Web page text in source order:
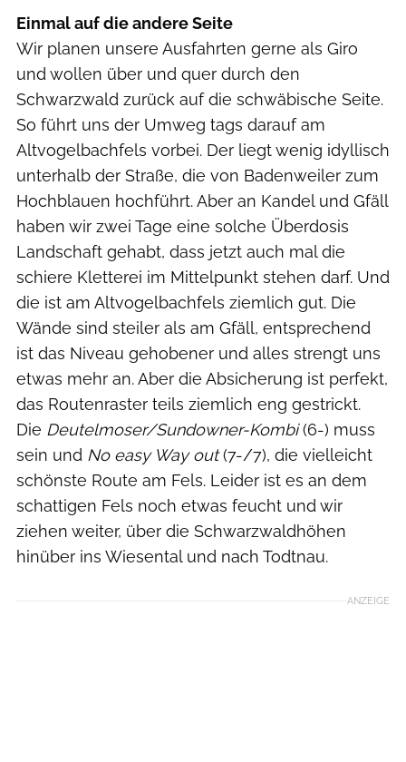
Einmal auf die andere Seite
Wir planen unsere Ausfahrten gerne als Giro
und wollen über und quer durch den
Schwarzwald zurück auf die schwäbische Seite.
So führt uns der Umweg tags darauf am
Altvogelbachfels vorbei. Der liegt wenig idyllisch
unterhalb der Straße, die von Badenweiler zum
Hochblauen hochführt. Aber an Kandel und Gfäll
haben wir zwei Tage eine solche Überdosis
Landschaft gehabt, dass jetzt auch mal die
schiere Kletterei im Mittelpunkt stehen darf. Und
die ist am Altvogelbachfels ziemlich gut. Die
Wände sind steiler als am Gfäll, entsprechend
ist das Niveau gehobener und alles strengt uns
etwas mehr an. Aber die Absicherung ist perfekt,
das Routenraster teils ziemlich eng gestrickt.
Die Deutelmoser/Sundowner-Kombi(6-) muss
sein und No easy Way out(7-/7), die vielleicht
schönste Route am Fels. Leider ist es an dem
schattigen Fels noch etwas feucht und wir
ziehen weiter, über die Schwarzwaldhöhen
hinüber ins Wiesental und nach Todtnau.
ANZEIGE